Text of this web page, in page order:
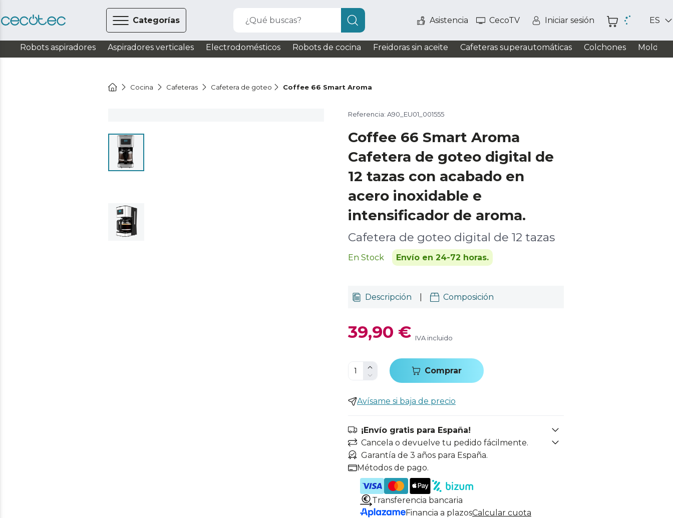
Categorías ¿Qué buscas? Asistencia CecoTV Iniciar sesión ES
Robots aspiradores Aspiradores verticales Electrodomésticos Robots de cocina Freidoras sin aceite Cafeteras superautomáticas Colchones
Cocina Cafeteras Cafetera de goteo Coffee 66 Smart Aroma
Referencia: A90_EU01_001555
Coffee 66 Smart Aroma
Cafetera de goteo digital de
12 tazas con acabado en
acero inoxidable e
intensificador de aroma.
Cafetera de goteo digital de 12 tazas
En Stock Envío en 24-72 horas.
Descripción Composición
39,90 € IVA incluido
Comprar
Avísame si baja de precio
¡Envío gratis para España!
Cancela o devuelve tu pedido fácilmente.
Garantía de 3 años para España.
Métodos de pago.
Transferencia bancaria
Financia a plazosCalcular cuota